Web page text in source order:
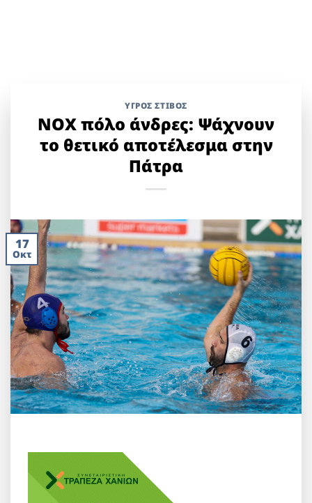
ΥΓΡΌΣ ΣΤΊΒΟΣ
ΝΟΧ πόλο άνδρες: Ψάχνουν
το θετικό αποτέλεσμα στην
Πάτρα
17
Οκτ